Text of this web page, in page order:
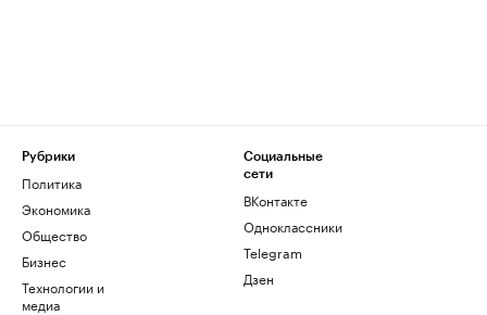
Рубрики
Политика
Экономика
Общество
Бизнес
Технологии и
медиа
Социальные
сети
ВКонтакте
Одноклассники
Telegram
Дзен